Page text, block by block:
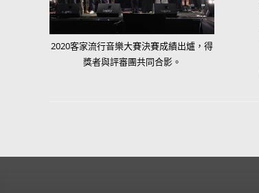
2020客家流行音樂大賽決賽成績出爐，得
獎者與評審團共同合影。